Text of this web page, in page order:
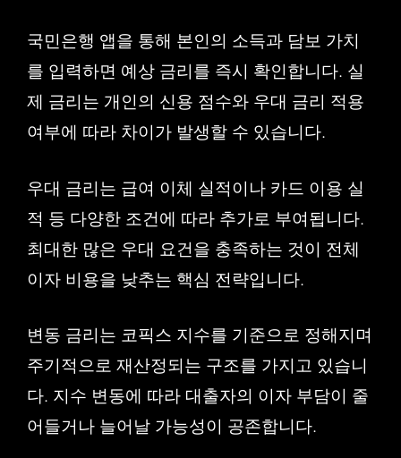
국민은행 앱을 통해 본인의 소득과 담보 가치
를 입력하면 예상 금리를 즉시 확인합니다. 실
제 금리는 개인의 신용 점수와 우대 금리 적용
여부에 따라 차이가 발생할 수 있습니다.
우대 금리는 급여 이체 실적이나 카드 이용 실
적 등 다양한 조건에 따라 추가로 부여됩니다.
최대한 많은 우대 요건을 충족하는 것이 전체
이자 비용을 낮추는 핵심 전략입니다.
변동 금리는 코픽스 지수를 기준으로 정해지며
주기적으로 재산정되는 구조를 가지고 있습니
다. 지수 변동에 따라 대출자의 이자 부담이 줄
어들거나 늘어날 가능성이 공존합니다.